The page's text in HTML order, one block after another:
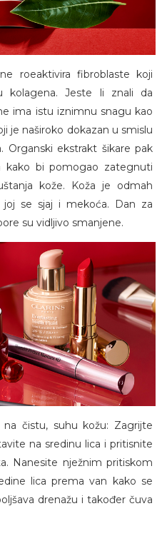
roeaktivira fibroblaste koji
kolagena. Jeste li znali da
ima istu iznimnu snagu kao
je naširoko dokazan u smislu
Organski ekstrakt šikare pak
kako bi pomogao zategnuti
kože. Koža je odmah
joj se sjaj i mekoća. Dan za
su vidljivo smanjene.
čistu, suhu kožu: Zagrijte
na sredinu lica i pritisnite
Nanesite nježnim pritiskom
lica prema van kako se
drenažu i također čuva